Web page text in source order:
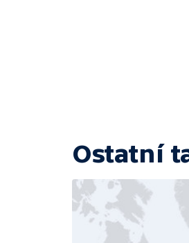
Ostatní